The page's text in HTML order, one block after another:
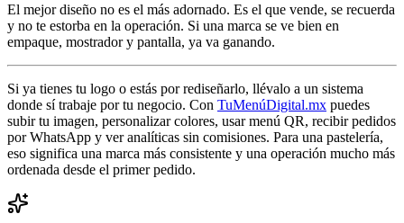
El mejor diseño no es el más adornado. Es el que vende, se recuerda
y no te estorba en la operación. Si una marca se ve bien en
empaque, mostrador y pantalla, ya va ganando.
Si ya tienes tu logo o estás por rediseñarlo, llévalo a un sistema
donde sí trabaje por tu negocio. Con TuMenúDigital.mx puedes
subir tu imagen, personalizar colores, usar menú QR, recibir pedidos
por WhatsApp y ver analíticas sin comisiones. Para una pastelería,
eso significa una marca más consistente y una operación mucho más
ordenada desde el primer pedido.